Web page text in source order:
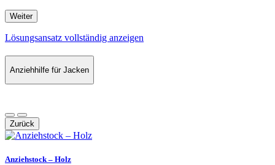
Weiter
Lösungsansatz vollständig anzeigen
Anziehhilfe für Jacken
Zurück
Anziehstock – Holz